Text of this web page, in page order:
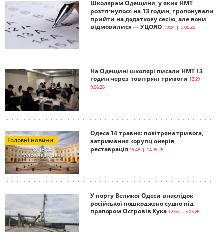
Школярам Одещини, у яких НМТ
розтягнулося на 13 годин, пропонували
прийти на додаткову сесію, але вони
відмовилися — УЦОЯО 19:34 | 9.06.26
На Одещині школярі писали НМТ 13
годин через повітряні тривоги 12:29 |
9.06.26
Головні новини
Одеса 14 травня: повітряна тривога,
затримання корупціонерів,
реставрація 19:48 | 14.05.26
У порту Великої Одеси внаслідок
російської пошкоджено судно під
прапором Островів Кука 12:06 | 5.05.26